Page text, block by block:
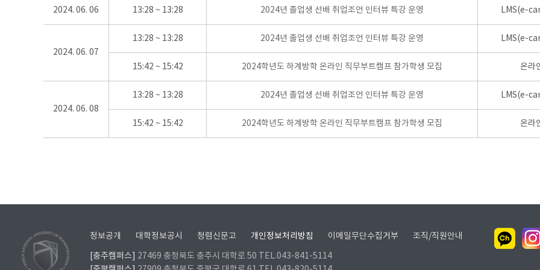
2024. 06. 06 13:28 ~ 13:28 2024년 졸업생 선배 취업조언 인터뷰 특강 운영 LMS(e-
2024. 06. 07
13:28 ~ 13:28 2024년 졸업생 선배 취업조언 인터뷰 특강 운영 LMS(e-
15:42 ~ 15:42 2024학년도 하계방학 온라인 직무부트캠프 참가학생 모집 온라
2024. 06. 08
13:28 ~ 13:28 2024년 졸업생 선배 취업조언 인터뷰 특강 운영 LMS(e-
15:42 ~ 15:42 2024학년도 하계방학 온라인 직무부트캠프 참가학생 모집 온라
정보공개 대학정보공시 청렴신문고 개인정보처리방침 이메일무단수집거부 조직/직원안내
[충주캠퍼스]
27469 충청북도 충주시 대학로 50 TEL.043-841-5114